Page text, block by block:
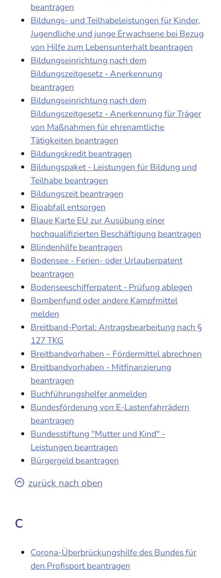
beantragen
Bildungs- und Teilhabeleistungen für Kinder,
Jugendliche und junge Erwachsene bei Bezug
von Hilfe zum Lebensunterhalt beantragen
Bildungseinrichtung nach dem
Bildungszeitgesetz - Anerkennung
beantragen
Bildungseinrichtung nach dem
Bildungszeitgesetz - Anerkennung für Träger
von Maßnahmen für ehrenamtliche
Tätigkeiten beantragen
Bildungskredit beantragen
Bildungspaket - Leistungen für Bildung und
Teilhabe beantragen
Bildungszeit beantragen
Bioabfall entsorgen
Blaue Karte EU zur Ausübung einer
hochqualifizierten Beschäftigung beantragen
Blindenhilfe beantragen
Bodensee - Ferien- oder Urlauberpatent
beantragen
Bodenseeschifferpatent - Prüfung ablegen
Bombenfund oder andere Kampfmittel
melden
Breitband-Portal: Antragsbearbeitung nach §
127 TKG
Breitbandvorhaben – Fördermittel abrechnen
Breitbandvorhaben - Mitfinanzierung
beantragen
Buchführungshelfer anmelden
Bundesförderung von E-Lastenfahrrädern
beantragen
Bundesstiftung "Mutter und Kind" -
Leistungen beantragen
Bürgergeld beantragen
zurück nach oben
C
Corona-Überbrückungshilfe des Bundes für
den Profisport beantragen